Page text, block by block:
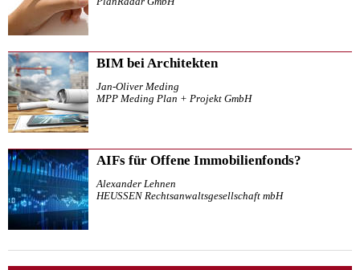
BIM bei Architekten
Jan-Oliver Meding
MPP Meding Plan + Projekt GmbH
AIFs für Offene Immobilienfonds?
Alexander Lehnen
HEUSSEN Rechtsanwaltsgesellschaft mbH